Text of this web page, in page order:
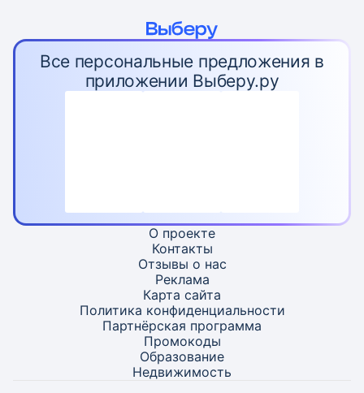
Все персональные предложения в
приложении Выберу.ру
О проекте
Контакты
Отзывы о нас
Реклама
Карта сайта
Политика конфиденциальности
Партнёрская программа
Промокоды
Образование
Недвижимость